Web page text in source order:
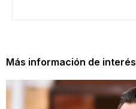
Más información de interés